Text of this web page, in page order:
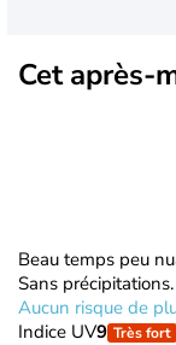
Cet après-
Beau temps peu
Sans précipitations.
Aucun risque de
Indice UV9 Très fort